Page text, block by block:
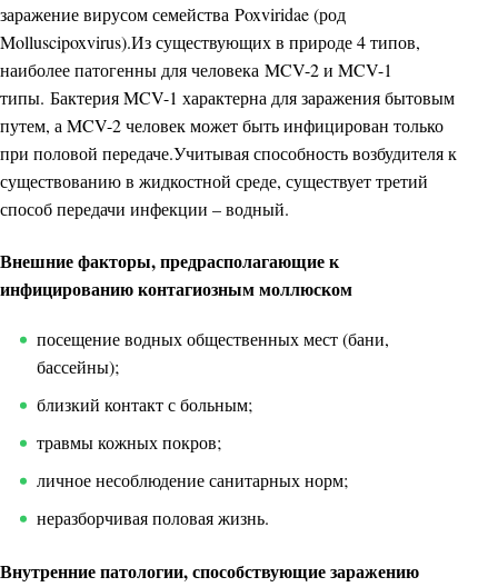
заражение вирусом семейства Poxviridae (род
Molluscipoxvirus).Из существующих в природе 4 типов,
наиболее патогенны для человека MCV-2 и MCV-1
типы. Бактерия MCV-1 характерна для заражения бытовым
путем, а MCV-2 человек может быть инфицирован только
при половой передаче.Учитывая способность возбудителя к
существованию в жидкостной среде, существует третий
способ передачи инфекции – водный.
Внешние факторы, предрасполагающие к
инфицированию контагиозным моллюском
посещение водных общественных мест (бани,
бассейны);
близкий контакт с больным;
травмы кожных покров;
личное несоблюдение санитарных норм;
неразборчивая половая жизнь.
Внутренние патологии, способствующие заражению